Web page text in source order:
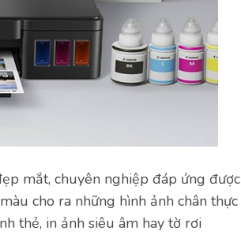
mắt, chuyên nghiệp đáp ứng được
cho ra những hình ảnh chân thực
thẻ, in ảnh siêu âm hay tờ rơi